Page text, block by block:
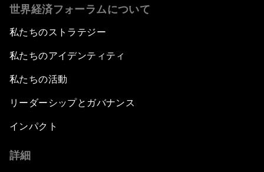
世界経済フォーラムについて
私たちのストラテジー
私たちのアイデンティティ
私たちの活動
リーダーシップとガバナンス
インパクト
詳細